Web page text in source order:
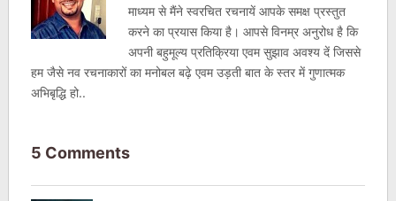
माध्यम से मैंने स्वरचित रचनायें आपके समक्ष प्रस्तुत
करने का प्रयास किया है। आपसे विनम्र अनुरोध है कि
अपनी बहुमूल्य प्रतिक्रिया एवम सुझाव अवश्य दें जिससे
हम जैसे नव रचनाकारों का मनोबल बढ़े एवम उड़ती बात के स्तर में गुणात्मक
अभिबृद्धि हो..
5 Comments